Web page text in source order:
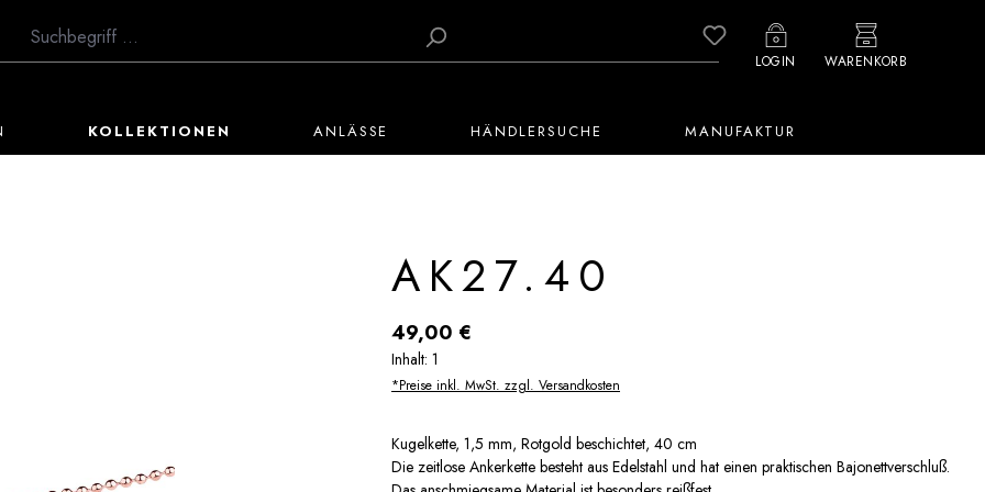
Du hast 0 Produkte auf dem
LOGIN WARENKORB
KOLLEKTIONEN ANLÄSSE HÄNDLERSUCHE MANUFAKTUR
AK27.40
Regulärer Preis:
49,00 €
Inhalt: 1
*Preise inkl. MwSt. zzgl. Versandkosten
Kugelkette, 1,5 mm, Rotgold beschichtet, 40 cm
Die zeitlose Ankerkette besteht aus Edelstahl und hat einen praktischen Bajonettverschluß.